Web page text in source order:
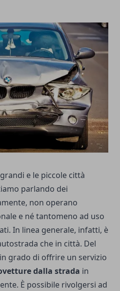
e le piccole città
parlando dei
non operano
e né tantomeno ad uso
In linea generale, infatti, è
che in città. Del
grado di offrire un servizio
dalla strada in
È possibile rivolgersi ad